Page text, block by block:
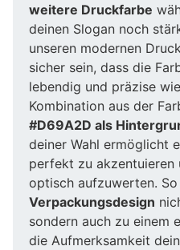
weitere Druckfarbe
deinen Slogan noch
unseren modernen
sicher sein, dass die
lebendig und präzise
Kombination aus der
#D69A2D als
deiner Wahl ermöglicht
perfekt zu akzentuieren
optisch aufzuwerten.
Verpackungsdesign
sondern auch zu einem
die Aufmerksamkeit